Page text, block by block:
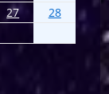
27
28